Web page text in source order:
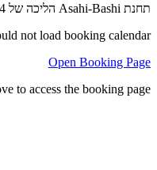
תחנת Asahi-Bashi הליכה של 4 דקות
not load booking calendar
Open Booking Page
to access the booking page